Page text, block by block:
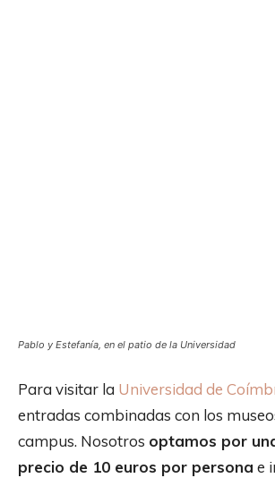
Pablo y Estefanía, en el patio de la Universidad
Para visitar la Universidad de
entradas combinadas con los
campus. Nosotros optamos por
precio de 10 euros por persona e